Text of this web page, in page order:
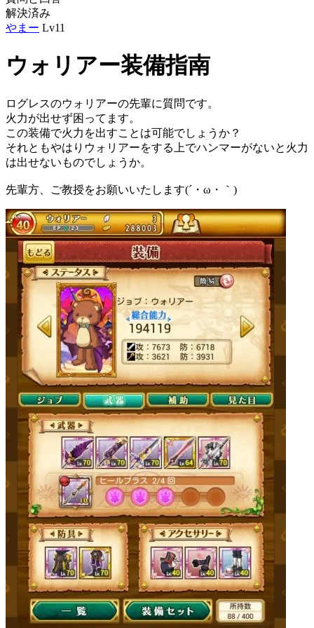
解決済み
やまー Lv11
ウォリアー装備指南
ログレスのウォリアーの先輩に質問です。
火力が出せず困ってます。
この装備で火力を出すことは可能でしょうか？
それともやはりウォリアーをする上でハンマーがないと火力
は出せないものでしょうか。
先輩方、ご教授をお願いいたします(´・ω・｀)